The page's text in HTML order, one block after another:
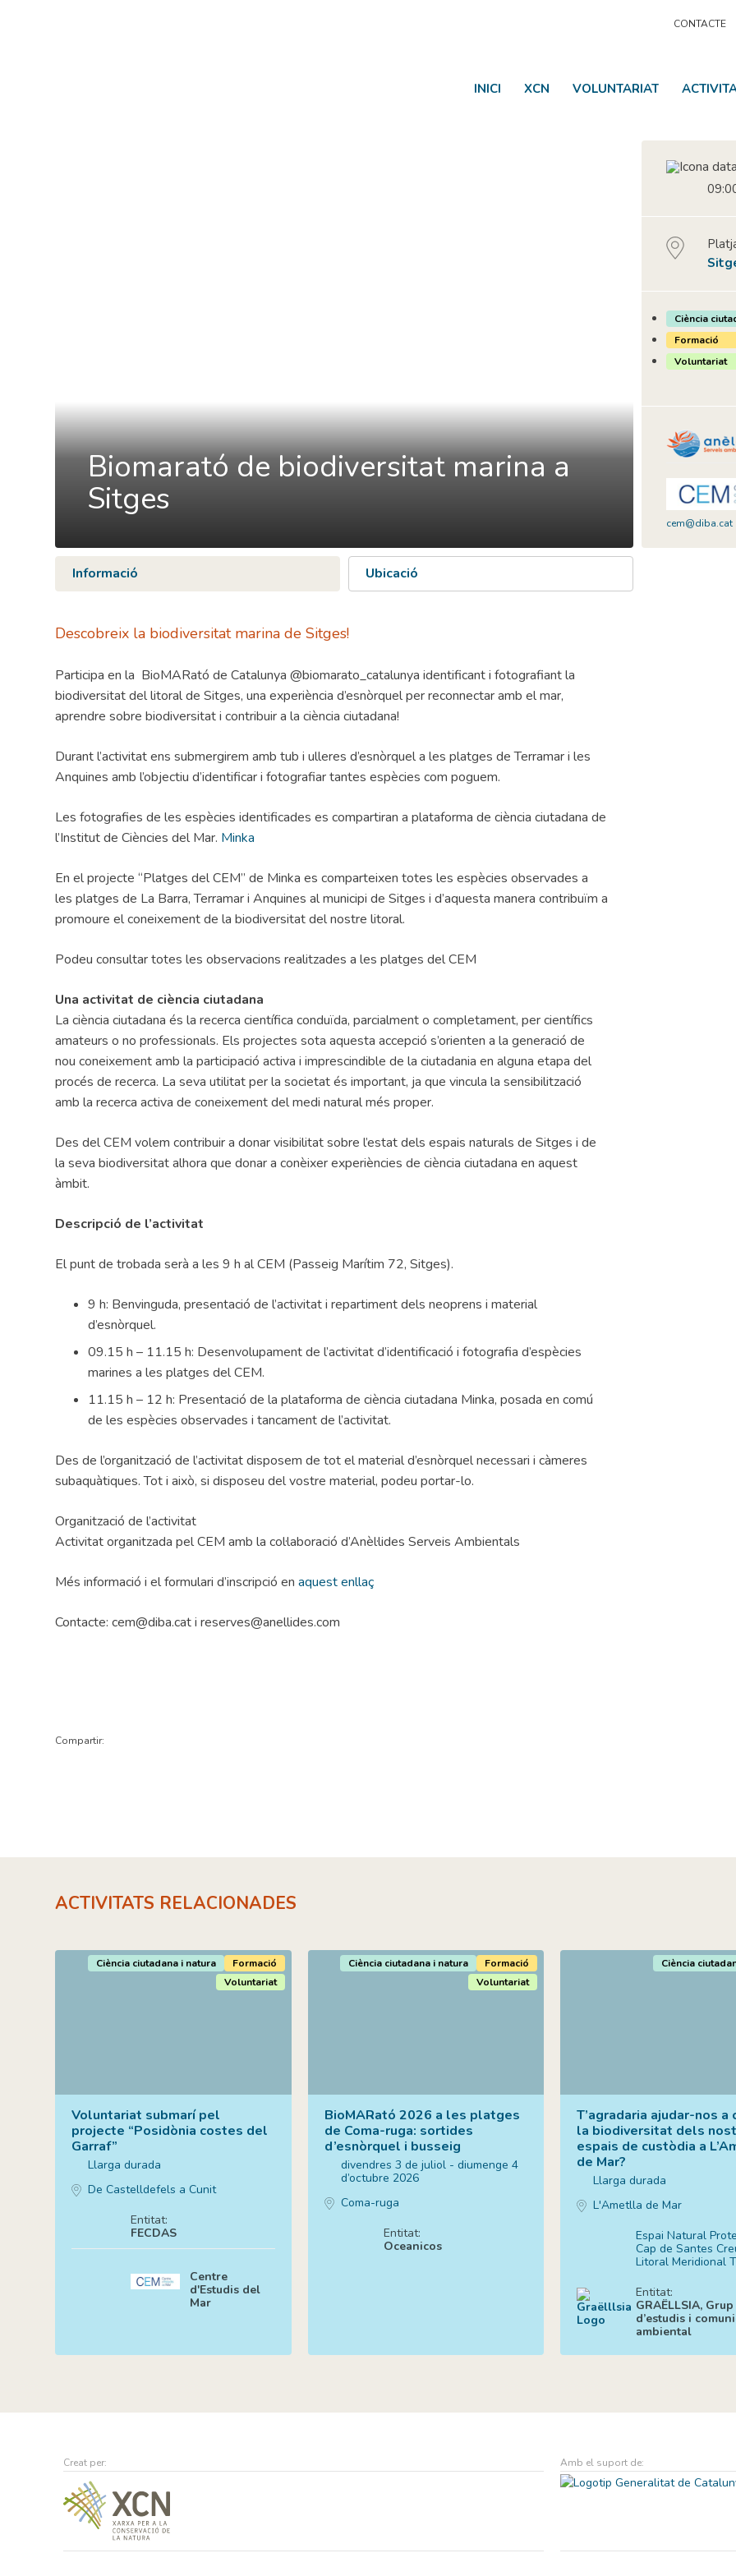
CONTACTE
INICI XCN VOLUNTARIAT
Biomarató de biodiversitat marina a
Sitges
Ciència
Formació
Voluntariat
cem@diba.cat
Informació Ubicació
Descobreix la biodiversitat marina de Sitges!
Participa en la BioMARató de Catalunya @biomarato_catalunya identificant i fotografiant la
biodiversitat del litoral de Sitges, una experiència d’esnòrquel per reconnectar amb el mar,
aprendre sobre biodiversitat i contribuir a la ciència ciutadana!
Durant l’activitat ens submergirem amb tub i ulleres d’esnòrquel a les platges de Terramar i les
Anquines amb l’objectiu d’identificar i fotografiar tantes espècies com poguem.
Les fotografies de les espècies identificades es compartiran a plataforma de ciència ciutadana de
l’Institut de Ciències del Mar. Minka
En el projecte “Platges del CEM” de Minka es comparteixen totes les espècies observades a
les platges de La Barra, Terramar i Anquines al municipi de Sitges i d’aquesta manera contribuïm a
promoure el coneixement de la biodiversitat del nostre litoral.
Podeu consultar totes les observacions realitzades a les platges del CEM
Una activitat de ciència ciutadana
La ciència ciutadana és la recerca científica conduïda, parcialment o completament, per científics
amateurs o no professionals. Els projectes sota aquesta accepció s’orienten a la generació de
nou coneixement amb la participació activa i imprescindible de la ciutadania en alguna etapa del
procés de recerca. La seva utilitat per la societat és important, ja que vincula la sensibilització
amb la recerca activa de coneixement del medi natural més proper.
Des del CEM volem contribuir a donar visibilitat sobre l’estat dels espais naturals de Sitges i de
la seva biodiversitat alhora que donar a conèixer experiències de ciència ciutadana en aquest
àmbit.
Descripció de l’activitat
El punt de trobada serà a les 9 h al CEM (Passeig Marítim 72, Sitges).
9 h: Benvinguda, presentació de l’activitat i repartiment dels neoprens i material
d’esnòrquel.
09.15 h – 11.15 h: Desenvolupament de l’activitat d’identificació i fotografia d’espècies
marines a les platges del CEM.
11.15 h – 12 h: Presentació de la plataforma de ciència ciutadana Minka, posada en comú
de les espècies observades i tancament de l’activitat.
Des de l’organització de l’activitat disposem de tot el material d’esnòrquel necessari i càmeres
subaquàtiques. Tot i això, si disposeu del vostre material, podeu portar-lo.
Organització de l’activitat
Activitat organitzada pel CEM amb la col·laboració d’Anèl·lides Serveis Ambientals
Més informació i el formulari d’inscripció enaquest enllaç
Contacte: cem@diba.cat i reserves@anellides.com
Compartir:
ACTIVITATS RELACIONADES
Voluntariat submarí pel
projecte “Posidònia costes del
Garraf”
Llarga durada
De Castelldefels a Cunit
Ciència ciutadana i natura
Formació
Voluntariat
Entitat:
FECDAS
Centre
d'Estudis del
Mar
BioMARató 2026 a les platges
de Coma-ruga: sortides
d’esnòrquel i busseig
divendres 3 de juliol - diumenge 4
d’octubre 2026
Coma-ruga
Ciència ciutadana i natura
Formació
Voluntariat
Entitat:
Oceanicos
T’agradaria ajudar-nos a
la biodiversitat dels
espais de custòdia a
de Mar?
Llarga durada
L'Ametlla de Mar
Ciència
Espai Natural
Cap de Santes
Litoral Meridional
Entitat:
GRAËLLSIA, Grup
d’estudis i
ambiental
Creat per: Amb el suport de: